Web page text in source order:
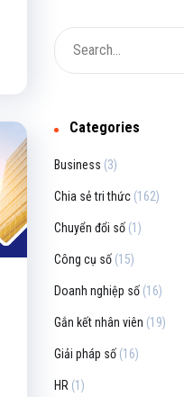
Categories
Business (3)
Chia sẻ tri thức (162)
Chuyển đổi số (1)
Công cụ số (15)
Doanh nghiệp số (16)
Gắn kết nhân viên (19)
Giải pháp số (16)
HR (1)